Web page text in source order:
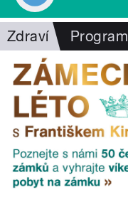
Zdraví Program